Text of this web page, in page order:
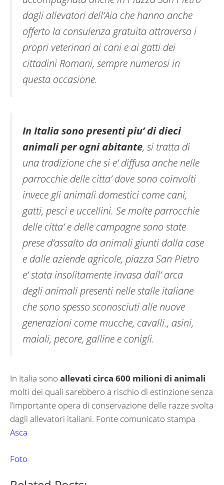
dagli allevatori dell’Aia che hanno anche
offerto la consulenza gratuita attraverso i
propri veterinari ai cani e ai gatti dei
cittadini Romani, sempre numerosi in
questa occasione.
In Italia sono presenti piu’ di dieci
animali per ogni abitante, si tratta di
una tradizione che si e’ diffusa anche nelle
parrocchie delle citta’ dove sono coinvolti
invece gli animali domestici come cani,
gatti, pesci e uccellini. Se molte parrocchie
delle citta’ e delle campagne sono state
prese d’assalto da animali giunti dalla case
e dalle aziende agricole, piazza San Pietro
e’ stata insolitamente invasa dall’ arca
degli animali presenti nelle stalle italiane
che sono spesso sconosciuti alle nuove
generazioni come mucche, cavalli., asini,
maiali, pecore, galline e conigli.
In Italia sono allevati circa 600 milioni di animali
molti dei quali sarebbero a rischio di estinzione senza
l’importante opera di conservazione delle razze svolta
dagli allevatori italiani. Fonte comunicato stampa
Asca
Foto